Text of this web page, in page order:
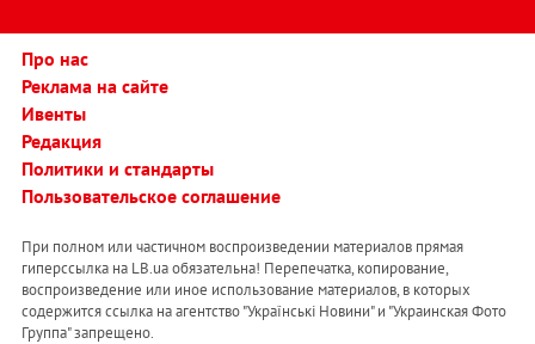
Про нас
Реклама на сайте
Ивенты
Редакция
Политики и стандарты
Пользовательское соглашение
При полном или частичном воспроизведении материалов прямая
гиперссылка на LB.ua обязательна! Перепечатка, копирование,
воспроизведение или иное использование материалов, в которых
содержится ссылка на агентство "Українськi Новини" и "Украинская Фото
Группа" запрещено.